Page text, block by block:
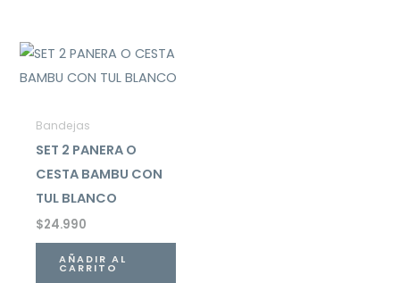
Bandejas
SET 2 PANERA O
CESTA BAMBU CON
TUL BLANCO
$24.990
AÑADIR AL
CARRITO